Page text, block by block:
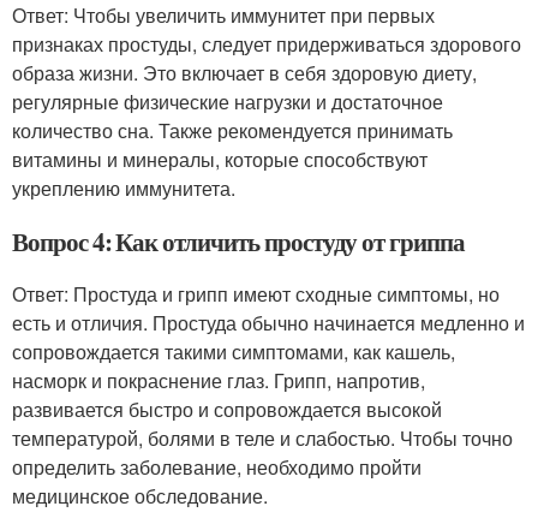
Ответ: Чтобы увеличить иммунитет при первых
признаках простуды, следует придерживаться здорового
образа жизни. Это включает в себя здоровую диету,
регулярные физические нагрузки и достаточное
количество сна. Также рекомендуется принимать
витамины и минералы, которые способствуют
укреплению иммунитета.
Вопрос 4: Как отличить простуду от гриппа
Ответ: Простуда и грипп имеют сходные симптомы, но
есть и отличия. Простуда обычно начинается медленно и
сопровождается такими симптомами, как кашель,
насморк и покраснение глаз. Грипп, напротив,
развивается быстро и сопровождается высокой
температурой, болями в теле и слабостью. Чтобы точно
определить заболевание, необходимо пройти
медицинское обследование.